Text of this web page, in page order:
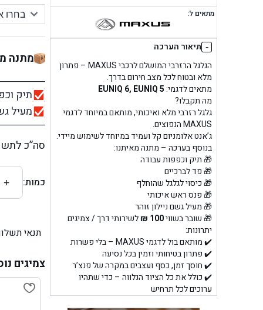
מתאים ל:
- תיאור הערכה
הגלגל הרזרבי המושלם לרכבי MAXUS – פתרון
מלא ובטוח לכל מצב חירום בדרך.
מתאים לדגמי:EUNIQ 6, EUNIQ 5
מה תקבלו?
גלגל רזרבי מלא ואיכותי, מותאם במיוחד לדגמי
MAXUS הנפוצים.
ג’אנט אלומניום קל ועמיד במיוחד לשימוש מיידי.
בנוסף בערכה – מתנה מאיתנו:
🎁 תיק וכפפות עבודה
🎁 פד לברכיים
🎁 כיסוי לגלגל שהוחלף
🎁 פנס ראש איכותי
🎁 מעיל גשם ניילון זוהר
🎁 שובר בשווי100 ₪
לשירותי דרך / צמיגים
יתרונות:
✔️ מותאם בול לדגמי MAXUS – בלי פשרות
✔️ פתרון בטיחותי וזמין בכל נסיעה
✔️ חוסך זמן, כסף ועצבים במקרה של פנצ’ר
✔️ כולל את כל הציוד הנלווה – כדי שתהיו
ערוכים לכל תרחיש
מתנה
תיק
מעיל
סה”כ
כמות: +
תנאי
צמיגים